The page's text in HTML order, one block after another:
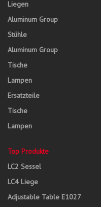
Liegen
Aluminum Group
Stühle
Aluminum Group
Tische
Lampen
Ersatzteile
Tische
Lampen
Top Produkte
LC2 Sessel
LC4 Liege
Adjustable Table E1027